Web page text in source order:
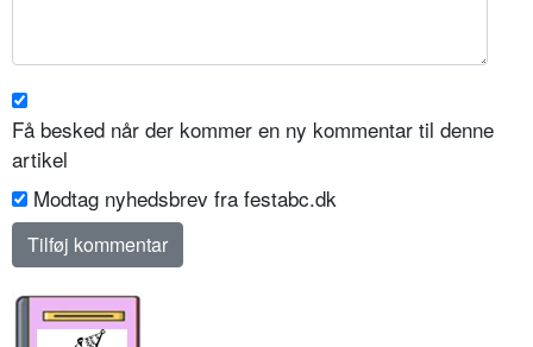
Få besked når der kommer en ny kommentar til denne
artikel
Modtag nyhedsbrev fra festabc.dk